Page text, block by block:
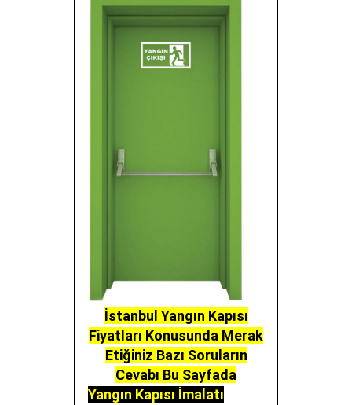
İstanbul Yangın Kapısı
Fiyatları Konusunda Merak
Etiğiniz Bazı Soruların
Cevabı Bu Sayfada
Yangın Kapısı İmalatı